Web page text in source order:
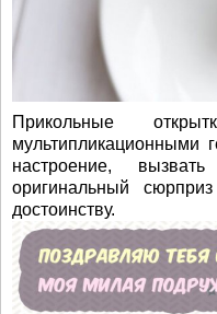
Прикольные
мультипликационными
настроение,
оригинальный
достоинству.